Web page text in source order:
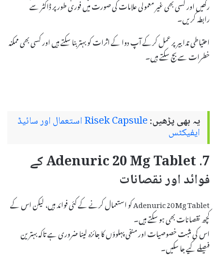
رکھیں اور کسی بھی غیر معمولی علامات کی صورت میں فوری طور پر ڈاکٹر سے
رابطہ کریں۔
احتیاطی تدابیر پر عمل کرکے آپ دوا کے اثرات کو بہتر بنا سکتے ہیں اور کسی بھی ممکنہ
خطرات سے بچ سکتے ہیں۔
یہ بھی پڑھیں: Risek Capsule استعمال اور سائیڈ
ایفیکٹس
7. Adenuric 20 Mg Tablet کے
فوائد اور نقصانات
Adenuric 20 Mg Tablet کو استعمال کرنے کے کئی فوائد ہیں، لیکن اس کے
کچھ نقصانات بھی ہو سکتے ہیں۔
اس کی مثبت خصوصیات اور منفی پہلوؤں کا جائزہ لینا ضروری ہے تاکہ بہترین
فیصلے کیے جا سکیں۔